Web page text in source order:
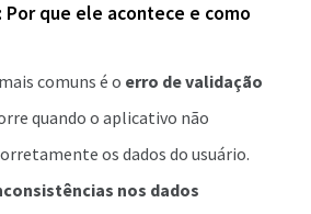
Por que ele acontece e como
comuns é o erro de validação
quando o aplicativo não
os dados do usuário.
nos dados